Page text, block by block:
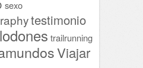
sexo
testimonio
trailrunning
Viajar